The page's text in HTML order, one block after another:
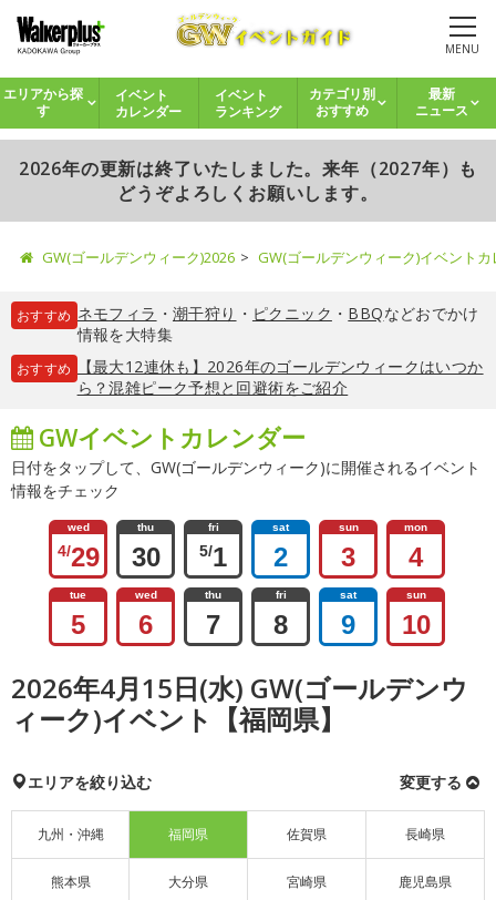
MENU
エリアから探
す
イベント
カレンダー
イベント
ランキング
カテゴリ別
おすすめ
最新
ニュース
2026年の更新は終了いたしました。来年（2027年）も
どうぞよろしくお願いします。
GW(ゴールデンウィーク)2026 GW(ゴールデンウィーク)イベント
おすすめ ネモフィラ ・ 潮干狩り ・ ピクニック ・ BBQなどおでかけ
情報を大特集
おすすめ
【最大12連休も】2026年のゴールデンウィークはいつか
ら？混雑ピーク予想と回避術をご紹介
GWイベントカレンダー
日付をタップして、GW(ゴールデンウィーク)に開催されるイベント
情報をチェック
wed
4/29
thu
30
fri
5/1
sat
2
sun
3
mon
4
tue
5
wed
6
thu
7
fri
8
sat
9
sun
10
2026年4月15日(水) GW(ゴールデンウ
ィーク)イベント【福岡県】
エリアを絞り込む 変更する
九州・沖縄 福岡県 佐賀県 長崎県
熊本県 大分県 宮崎県 鹿児島県